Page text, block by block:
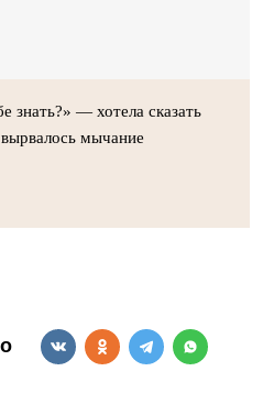
знать?» — хотела сказать
мычание